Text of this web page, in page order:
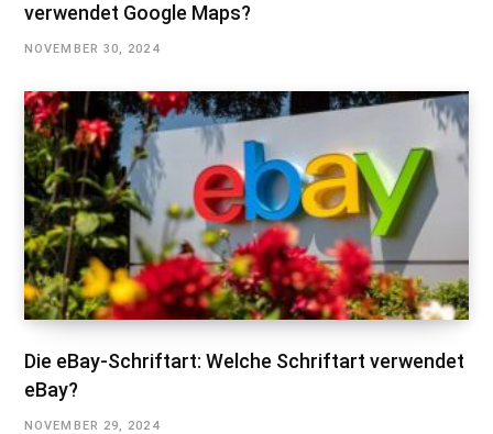
verwendet Google Maps?
NOVEMBER 30, 2024
Die eBay-Schriftart: Welche Schriftart verwendet
eBay?
NOVEMBER 29, 2024